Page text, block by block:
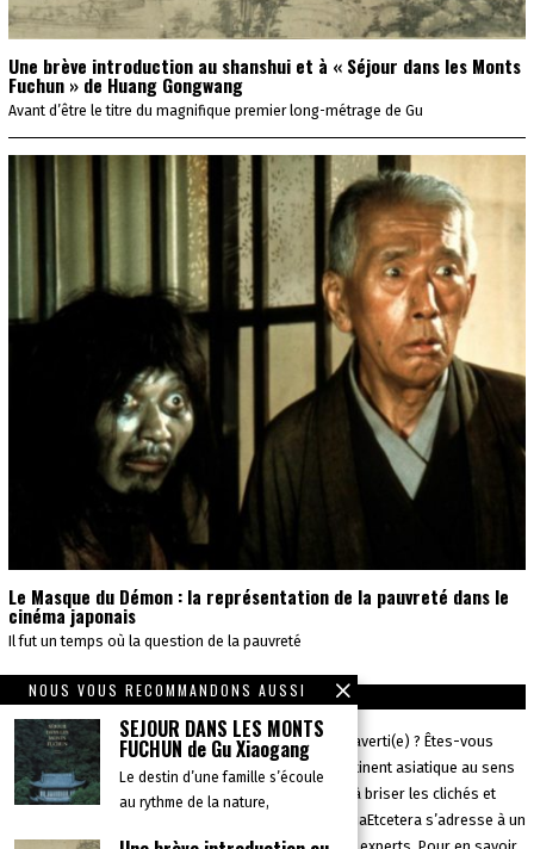
Une brève introduction au shanshui et à « Séjour dans les Monts
Fuchun » de Huang Gongwang
Avant d’être le titre du magnifique premier long-métrage de Gu
Le Masque du Démon : la représentation de la pauvreté dans le
cinéma japonais
Il fut un temps où la question de la pauvreté
CONTRIBUEZ !
Vous vivez en Asie ou bien êtes un(e) voyageur/se averti(e) ? Êtes-vous
un(e) spécialiste ou un(e) simple aficionado du continent asiatique au sens
large du terme ? Si l’envie vous vient de nous aider à briser les clichés et
autres diktats ethnocentriques, rejoignez-nous ! AsiaEtcetera s’adresse à un
NOUS VOUS RECOMMANDONS AUSSI
SÉJOUR DANS LES MONTS
FUCHUN de Gu Xiaogang
Le destin d’une famille s’écoule
au rythme de la nature,